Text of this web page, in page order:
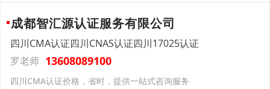
成都智汇源认证服务有限公司
四川CMA认证四川CNAS认证四川17025认证
罗老师 13608089100
四川CMA认证价格，省时，提供一站式咨询服务